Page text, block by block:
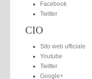
Facebook
Twitter
CIO
Sito web ufficiale
Youtube
Twitter
Google+